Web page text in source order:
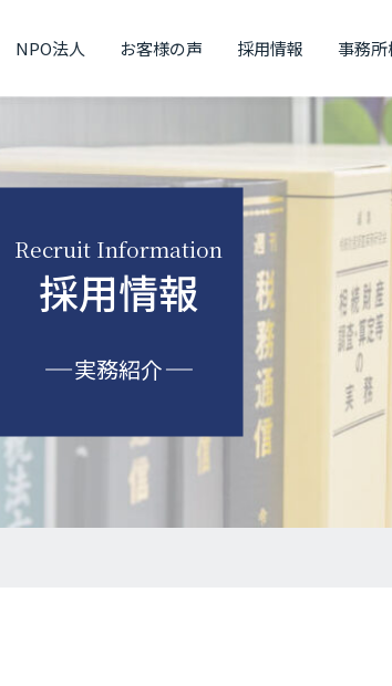
NPO法人 お客様の声 採用情報 事務所
Recruit Information
採用情報
実務紹介